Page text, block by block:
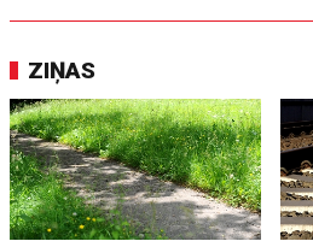
ZIŅAS